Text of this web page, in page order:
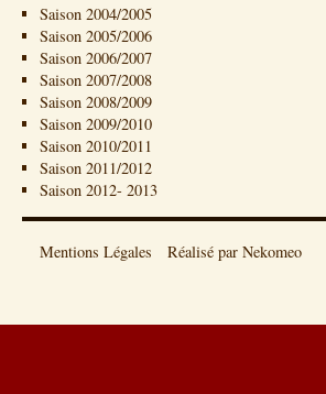
Saison 2004/2005
Saison 2005/2006
Saison 2006/2007
Saison 2007/2008
Saison 2008/2009
Saison 2009/2010
Saison 2010/2011
Saison 2011/2012
Saison 2012- 2013
Mentions Légales Réalisé par Nekomeo